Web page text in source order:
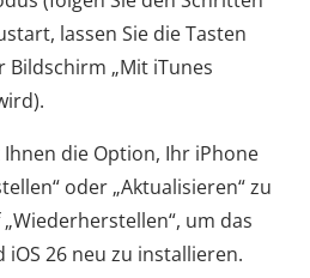
lassen Sie die Tasten
„Mit iTunes
die Option, Ihr iPhone
oder „Aktualisieren“ zu
um das
26 neu zu installieren.